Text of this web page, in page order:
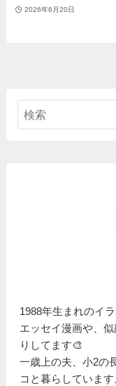
2026年6月20日
1988年生まれのイ
エッセイ漫画や、
りしてます🎨
一歳上の夫、小2の
コと暮らしています